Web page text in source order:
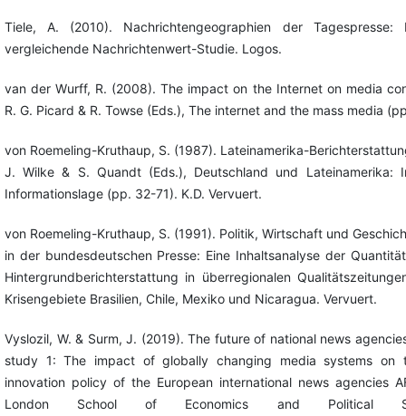
Tiele, A. (2010). Nachrichtengeographien der Tagespresse:
vergleichende Nachrichtenwert-Studie. Logos.
van der Wurff, R. (2008). The impact on the Internet on media
R. G. Picard & R. Towse (Eds.), The internet and the mass media
von Roemeling-Kruthaup, S. (1987). Lateinamerika-
J. Wilke & S. Quandt (Eds.), Deutschland und Lateinamerika:
Informationslage (pp. 32-71). K.D. Vervuert.
von Roemeling-Kruthaup, S. (1991). Politik, Wirtschaft und
in der bundesdeutschen Presse: Eine Inhaltsanalyse der
Hintergrundberichterstattung in überregionalen
Krisengebiete Brasilien, Chile, Mexiko und Nicaragua. Vervuert.
Vyslozil, W. & Surm, J. (2019). The future of national news
study 1: The impact of globally changing media systems on
innovation policy of the European international news agencies
London School of Economics and Political